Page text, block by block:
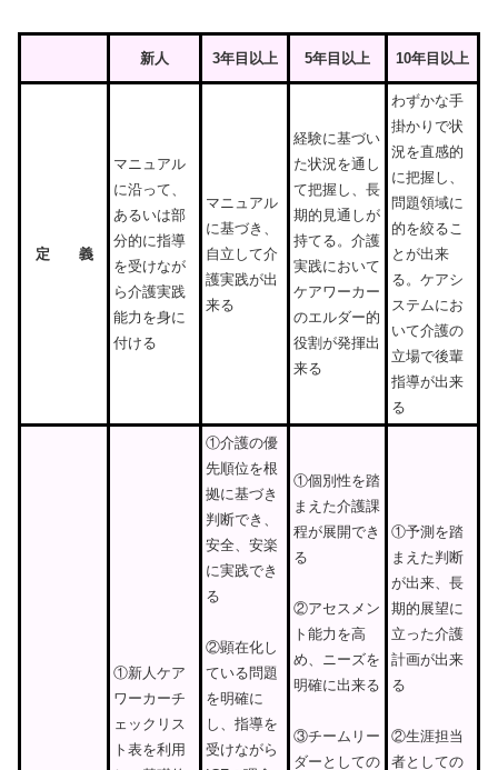
新人 3年目以上 5年目以上 10年目以上
定 義
マニュアル
に沿って、
あるいは部
分的に指導
を受けなが
ら介護実践
能力を身に
付ける
マニュアル
に基づき、
自立して介
護実践が出
来る
経験に基づい
た状況を通し
て把握し、長
期的見通しが
持てる。介護
実践において
ケアワーカー
のエルダー的
役割が発揮出
来る
わずかな手
掛かりで状
況を直感的
に把握し、
問題領域に
的を絞るこ
とが出来
る。ケアシ
ステムにお
いて介護の
立場で後輩
指導が出来
る
①新人ケア
ワーカーチ
ェックリス
ト表を利用
①介護の優
先順位を根
拠に基づき
判断でき、
安全、安楽
に実践でき
る
②顕在化し
ている問題
を明確に
し、指導を
受けながら
①個別性を踏
まえた介護課
程が展開でき
る
②アセスメン
ト能力を高
め、ニーズを
明確に出来る
③チームリー
ダーとしての
①予測を踏
まえた判断
が出来、長
期的展望に
立った介護
計画が出来
る
②生涯担当
者としての